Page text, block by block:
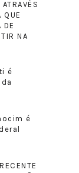
QUE
DE
NA
é
é